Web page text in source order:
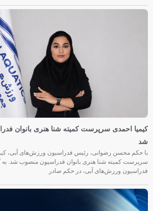
کیمیا احمدی سرپرست کمیته شنا هنری بانوان
شد
با حکم محسن رضوانی، رئیس فدراسیون ورزش‌های آبی،
سرپرست کمیته شنا هنری بانوان فدراسیون منصوب شد.
فدراسیون ورزش‌های آبی، در حکم صادر